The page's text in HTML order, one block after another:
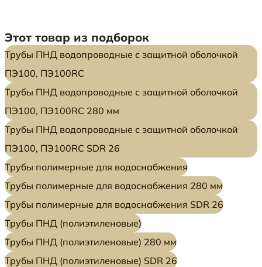
Этот товар из подборок
Трубы ПНД водопроводные с защитной оболочкой
ПЭ100, ПЭ100RC
Трубы ПНД водопроводные с защитной оболочкой
ПЭ100, ПЭ100RC 280 мм
Трубы ПНД водопроводные с защитной оболочкой
ПЭ100, ПЭ100RC SDR 26
Трубы полимерные для водоснабжения
Трубы полимерные для водоснабжения 280 мм
Трубы полимерные для водоснабжения SDR 26
Трубы ПНД (полиэтиленовые)
Трубы ПНД (полиэтиленовые) 280 мм
Трубы ПНД (полиэтиленовые) SDR 26